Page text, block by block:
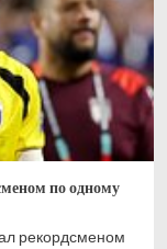
по одному
рекордсменом